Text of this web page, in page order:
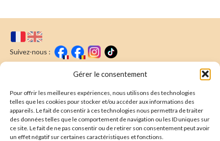
Gérer le consentement
Pour offrir les meilleures expériences, nous utilisons des technologies
telles que les cookies pour stocker et/ou accéder aux informations des
appareils. Le fait de consentir à ces technologies nous permettra de traiter
des données telles que le comportement de navigation ou les ID uniques sur
ce site. Le fait de ne pas consentir ou de retirer son consentement peut avoir
un effet négatif sur certaines caractéristiques et fonctions.
Suivez-nous :
Nous écrire
Newsletter
E-mail* : Souscrire
J'ai lu & j'accepte lapolitique de confidentalité